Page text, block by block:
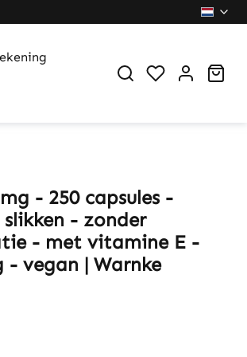
You have 0
- 250 capsules -
- zonder
- met vitamine E -
- vegan | Warnke